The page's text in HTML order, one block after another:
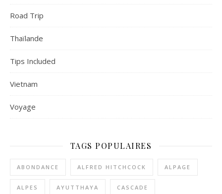
Road Trip
Thaïlande
Tips Included
Vietnam
Voyage
TAGS POPULAIRES
ABONDANCE ALFRED HITCHCOCK ALPAGE
ALPES AYUTTHAYA CASCADE